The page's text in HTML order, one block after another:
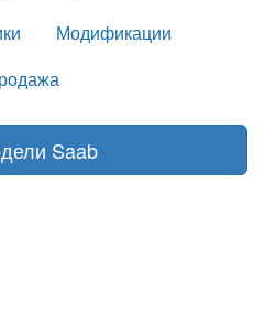
Модификации
Saab